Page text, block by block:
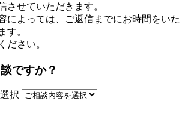
させていただきます。
によっては、ご返信までにお時間をいた
す。
ださい。
ですか？
択